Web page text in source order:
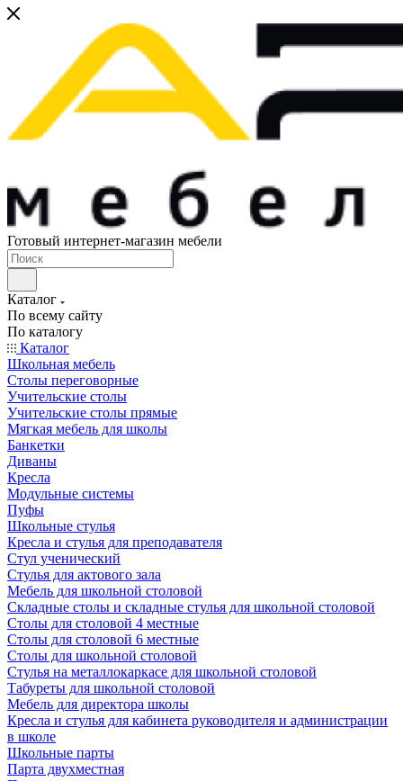
Готовый интернет-магазин мебели
Каталог
По всему сайту
По каталогу
Каталог
Школьная мебель
Столы переговорные
Учительские столы
Учительские столы прямые
Мягкая мебель для школы
Банкетки
Диваны
Кресла
Модульные системы
Пуфы
Школьные стулья
Кресла и стулья для преподавателя
Стул ученический
Стулья для актового зала
Мебель для школьной столовой
Складные столы и складные стулья для школьной столовой
Столы для столовой 4 местные
Столы для столовой 6 местные
Столы для школьной столовой
Стулья на металлокаркасе для школьной столовой
Табуреты для школьной столовой
Мебель для директора школы
Кресла и стулья для кабинета руководителя и администрации
в школе
Школьные парты
Парта двухместная